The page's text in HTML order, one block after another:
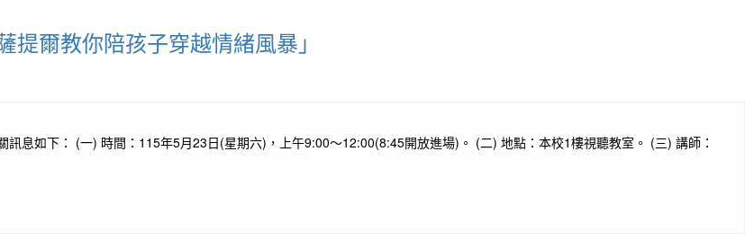
爾教你陪孩子穿越情緒風暴」
息如下： (一) 時間：115年5月23日(星期六)，上午9:00～12:00(8:45開放進場)。 (二) 地點：本校1樓視聽教室。 (三) 講師：